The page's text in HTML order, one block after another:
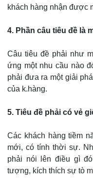
khách hàng nhận được
4. Phần câu tiêu đề là
Câu tiêu đề phải như
ứng một nhu cầu nào
phải đưa ra một giải
của k.hàng.
5. Tiêu đề phải có vẻ
Các khách hàng tiềm
mới, có tính thời sự.
phải nói lên điều gì
tượng, kích thích sự tò